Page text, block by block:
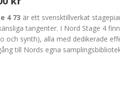
4 73 är ett svensktillverkat
tangenter. I Nord Stage 4
och synth), alla med dedikerade
till Nords egna